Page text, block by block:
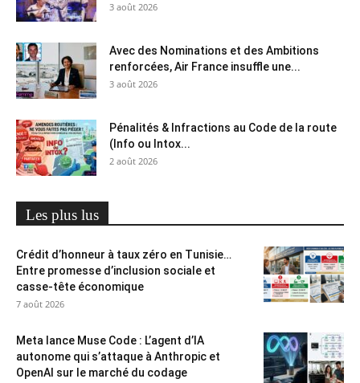
3 août 2026
Avec des Nominations et des Ambitions
renforcées, Air France insuffle une...
3 août 2026
Pénalités & Infractions au Code de la route
(Info ou Intox...
2 août 2026
Les plus lus
Crédit d’honneur à taux zéro en Tunisie…
Entre promesse d’inclusion sociale et
casse-tête économique
7 août 2026
Meta lance Muse Code : L’agent d’IA
autonome qui s’attaque à Anthropic et
OpenAI sur le marché du codage